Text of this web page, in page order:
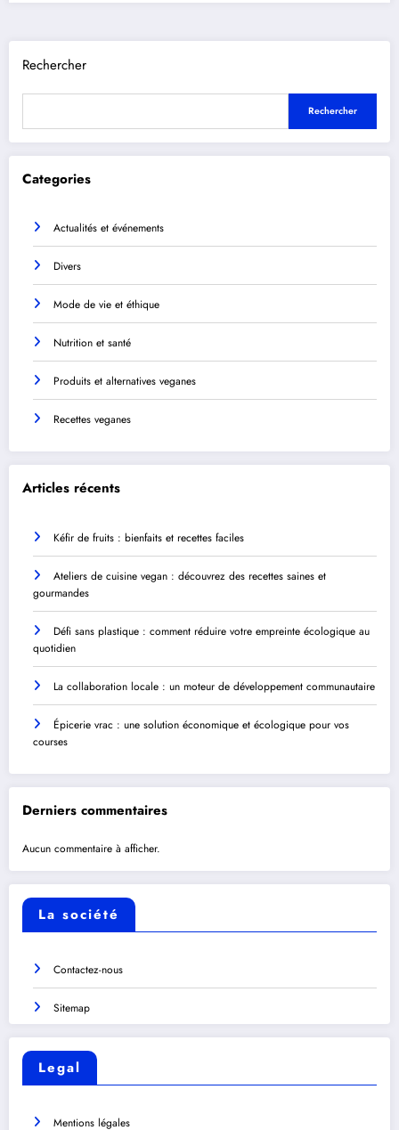
Rechercher
Rechercher
Categories
Actualités et événements
Divers
Mode de vie et éthique
Nutrition et santé
Produits et alternatives veganes
Recettes veganes
Articles récents
Kéfir de fruits : bienfaits et recettes faciles
Ateliers de cuisine vegan : découvrez des recettes saines et
gourmandes
Défi sans plastique : comment réduire votre empreinte écologique au
quotidien
La collaboration locale : un moteur de développement communautaire
Épicerie vrac : une solution économique et écologique pour vos
courses
Derniers commentaires
Aucun commentaire à afficher.
La société
Contactez-nous
Sitemap
Legal
Mentions légales